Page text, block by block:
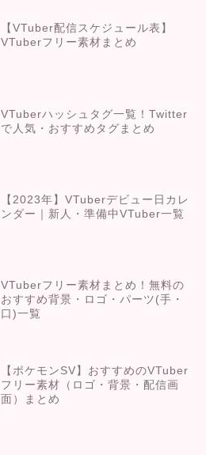
【VTuber配信スケジュール表】
VTuberフリー素材まとめ
VTuberハッシュタグ一覧！Twitter
で人気・おすすめタグまとめ
【2023年】VTuberデビュー日カレ
ンダー｜新人・準備中VTuber一覧
VTuberフリー素材まとめ！無料の
おすすめ背景・ロゴ・パーツ(手・
口)一覧
【ポケモンSV】おすすめのVTuber
フリー素材（ロゴ・背景・配信画
面）まとめ